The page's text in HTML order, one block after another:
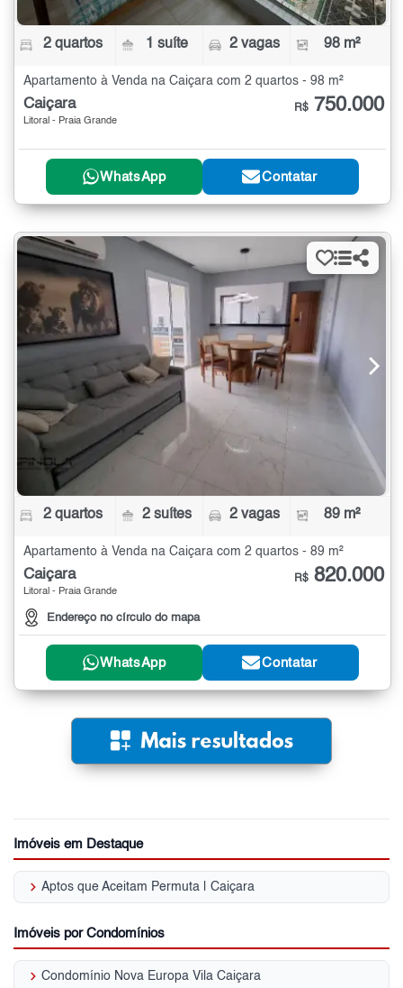
2 quartos 1 suíte 2 vagas 98 m²
Apartamento à Venda na Caiçara com 2 quartos - 98 m²
Caiçara
Litoral - Praia Grande
R$ 750.000
WhatsApp Contatar
2 quartos 2 suítes 2 vagas 89 m²
Apartamento à Venda na Caiçara com 2 quartos - 89 m²
Caiçara
Litoral - Praia Grande
Endereço no círculo do mapa
R$ 820.000
WhatsApp Contatar
Imóveis em Destaque
keyboard_arrow_right Aptos que Aceitam Permuta | Caiçara
Imóveis por Condomínios
keyboard_arrow_right Condomínio Nova Europa Vila Caiçara